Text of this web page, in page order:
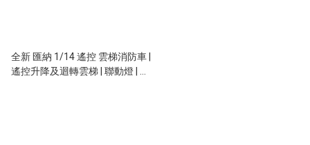
全新 匯納 1/14 遙控 雲梯消防車 |
遙控升降及迴轉雲梯 | 聯動燈 | 消